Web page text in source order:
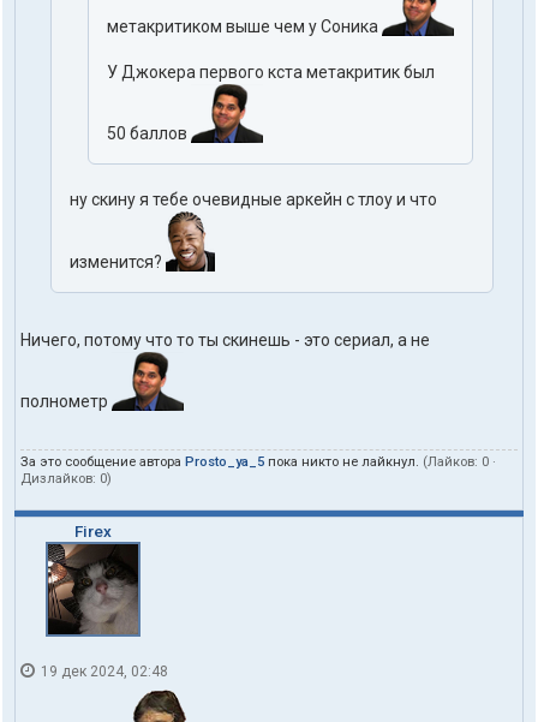
метакритиком выше чем у Соника
У Джокера первого кста метакритик был
50 баллов
ну скину я тебе очевидные аркейн с тлоу и что
изменится?
Ничего, потому что то ты скинешь - это сериал, а не
полнометр
За это сообщение автора Prosto_ya_5 пока никто не лайкнул. (Лайков: 0 ·
Дизлайков: 0)
Firex
19 дек 2024, 02:48